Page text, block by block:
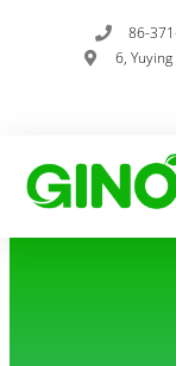
86-
6, Yuying